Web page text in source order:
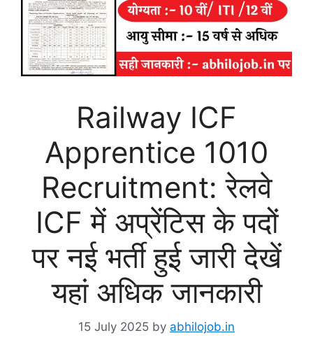
Railway ICF
Apprentice 1010
Recruitment: रेलवे
ICF में अप्रेंटिस के पदों
पर नई भर्ती हुई जारी देखें
यहां अधिक जानकारी
15 July 2025 by abhilojob.in